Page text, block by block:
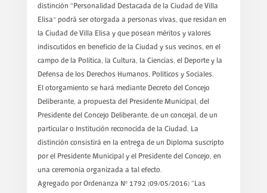
distinción “Personalidad Destacada de la Ciudad de Villa
Elisa” podrá ser otorgada a personas vivas, que residan en
la Ciudad de Villa Elisa y que posean méritos y valores
indiscutidos en beneficio de la Ciudad y sus vecinos, en el
campo de la Política, la Cultura, la Ciencias, el Deporte y la
Defensa de los Derechos Humanos, Políticos y Sociales.
El otorgamiento se hará mediante Decreto del Concejo
Deliberante, a propuesta del Presidente Municipal, del
Presidente del Concejo Deliberante, de un concejal, de un
particular o Institución reconocida de la Ciudad. La
distinción consistirá en la entrega de un Diploma suscripto
por el Presidente Municipal y el Presidente del Concejo, en
una ceremonia organizada a tal efecto.
Agregado por Ordenanza Nº 1792 (09/05/2016) “Las